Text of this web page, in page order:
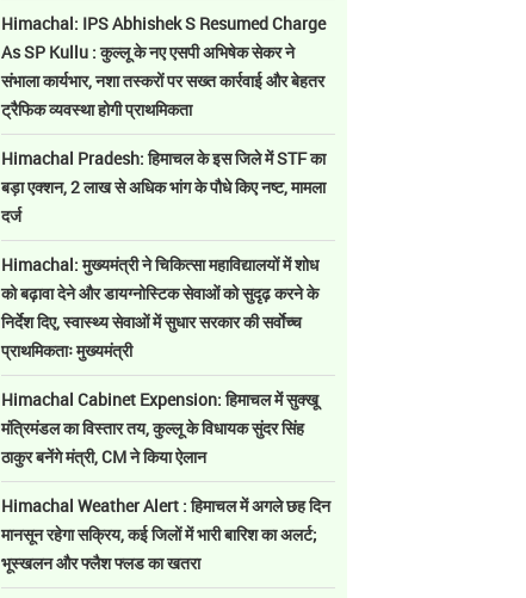
Himachal: IPS Abhishek S Resumed Charge
As SP Kullu : कुल्लू के नए एसपी अभिषेक सेकर ने
संभाला कार्यभार, नशा तस्करों पर सख्त कार्रवाई और बेहतर
ट्रैफिक व्यवस्था होगी प्राथमिकता
Himachal Pradesh: हिमाचल के इस जिले में STF का
बड़ा एक्शन, 2 लाख से अधिक भांग के पौधे किए नष्ट, मामला
दर्ज
Himachal: मुख्यमंत्री ने चिकित्सा महाविद्यालयों में शोध
को बढ़ावा देने और डायग्नोस्टिक सेवाओं को सुदृढ़ करने के
निर्देश दिए, स्वास्थ्य सेवाओं में सुधार सरकार की सर्वाेच्च
प्राथमिकताः मुख्यमंत्री
Himachal Cabinet Expension: हिमाचल में सुक्खू
मंत्रिमंडल का विस्तार तय, कुल्लू के विधायक सुंदर सिंह
ठाकुर बनेंगे मंत्री, CM ने किया ऐलान
Himachal Weather Alert : हिमाचल में अगले छह दिन
मानसून रहेगा सक्रिय, कई जिलों में भारी बारिश का अलर्ट;
भूस्खलन और फ्लैश फ्लड का खतरा